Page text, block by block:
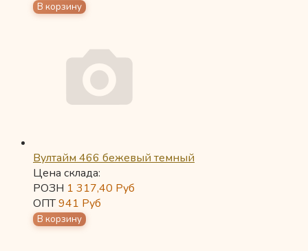
Вултайм 466 бежевый темный
Цена склада:
РОЗН 1 317,40 Руб
ОПТ941 Руб